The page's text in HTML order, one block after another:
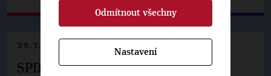
29.7.2026
SPD už není ve zprávě o extremismu.
Odmítnout všechny
Nastavení